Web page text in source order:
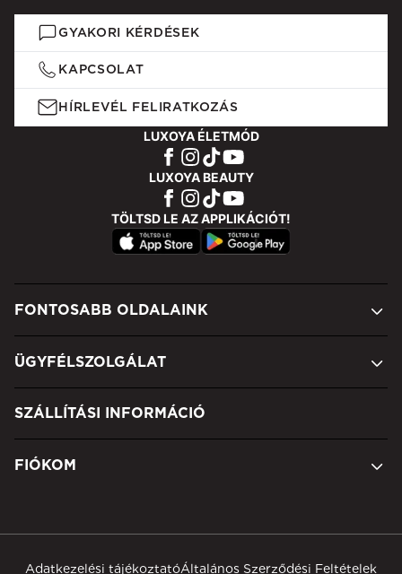
GYAKORI KÉRDÉSEK
KAPCSOLAT
HÍRLEVÉL FELIRATKOZÁS
LUXOYA ÉLETMÓD
LUXOYA BEAUTY
TÖLTSD LE AZ APPLIKÁCIÓT!
FONTOSABB OLDALAINK
ÜGYFÉLSZOLGÁLAT
SZÁLLÍTÁSI INFORMÁCIÓ
FIÓKOM
Adatkezelési tájékoztatóÁltalános Szerződési Feltételek